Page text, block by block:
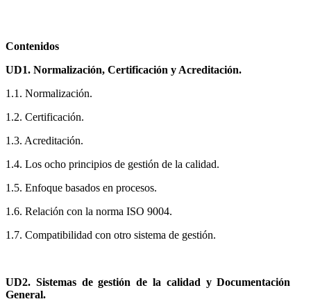
Contenidos
UD1. Normalización, Certificación y Acreditación.
1.1. Normalización.
1.2. Certificación.
1.3. Acreditación.
1.4. Los ocho principios de gestión de la calidad.
1.5. Enfoque basados en procesos.
1.6. Relación con la norma ISO 9004.
1.7. Compatibilidad con otro sistema de gestión.
UD2. Sistemas de gestión de la calidad y Documentación
General.